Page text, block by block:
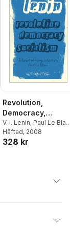
Revolution,
Democracy,
Socialism
V. I. Lenin, Paul Le
incorrect
Häftad, 2008
328 kr